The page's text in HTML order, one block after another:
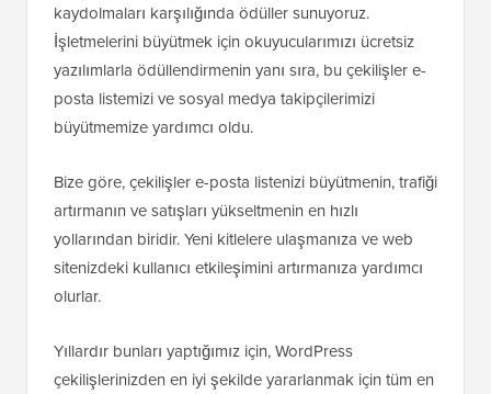
kaydolmaları karşılığında ödüller sunuyoruz.
İşletmelerini büyütmek için okuyucularımızı ücretsiz
yazılımlarla ödüllendirmenin yanı sıra, bu çekilişler e-
posta listemizi ve sosyal medya takipçilerimizi
büyütmemize yardımcı oldu.
Bize göre, çekilişler e-posta listenizi büyütmenin, trafiği
artırmanın ve satışları yükseltmenin en hızlı
yollarından biridir. Yeni kitlelere ulaşmanıza ve web
sitenizdeki kullanıcı etkileşimini artırmanıza yardımcı
olurlar.
Yıllardır bunları yaptığımız için, WordPress
çekilişlerinizden en iyi şekilde yararlanmak için tüm en